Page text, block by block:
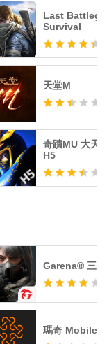
Last
Survival
天堂M
奇蹟MU 大天
H5
Garena® 三角
瑪奇 Mobile